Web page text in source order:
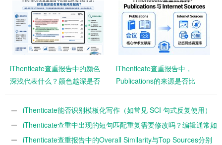
iThenticate查重报告中的颜色
深浅代表什么？颜色越深是否
iThenticate查重报告中，
Publications的来源是否比
iThenticate能否识别模板化写作（如常见 SCI 句式反复使用）
并判定为高重复？
iThenticate查重中出现的短句匹配重复需要修改吗？编辑通常如
何看待？
iThenticate查重报告中的Overall Similarity与Top Sources分别